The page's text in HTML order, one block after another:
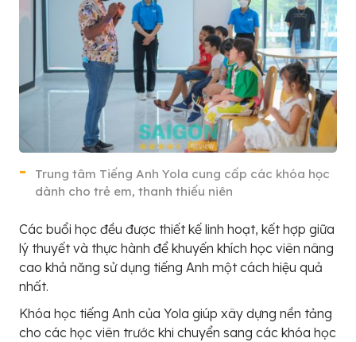
Trung tâm Tiếng Anh Yola cung cấp các khóa học
dành cho trẻ em, thanh thiếu niên
Các buổi học đều được thiết kế linh hoạt, kết hợp giữa
lý thuyết và thực hành để khuyến khích học viên nâng
cao khả năng sử dụng tiếng Anh một cách hiệu quả
nhất.
Khóa học tiếng Anh của Yola giúp xây dựng nền tảng
cho các học viên trước khi chuyển sang các khóa học